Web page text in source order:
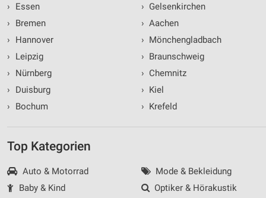
›
Essen
›
Bremen
›
Hannover
›
Leipzig
›
Nürnberg
›
Duisburg
›
Bochum
› Gelsenkirchen
› Aachen
› Mönchengladbach
› Braunschweig
› Chemnitz
› Kiel
› Krefeld
Top Kategorien
Auto & Motorrad
Baby & Kind
Mode & Bekleidung
Optiker & Hörakustik